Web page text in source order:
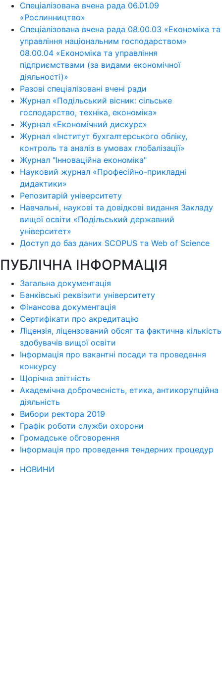
Спеціалізована вчена рада 06.01.09
«Рослинництво»
Спеціалізована вчена рада 08.00.03 «Економіка та
управління національним господарством»
08.00.04 «Економіка та управління
підприємствами (за видами економічної
діяльності)»
Разові спеціалізовані вчені ради
Журнал «Подільський вісник: сільське
господарство, техніка, економіка»
Журнал «Економічний дискурс»
Журнал «Інститут бухгалтерського обліку,
контроль та аналіз в умовах глобалізації»
Журнал "Інноваційна економіка"
Науковий журнал «Професійно-прикладні
дидактики»
Репозитарій університету
Навчальні, наукові та довідкові видання Закладу
вищої освіти «Подільський державний
університет»
Доступ до баз даних SCOPUS та Web of Science
ПУБЛІЧНА ІНФОРМАЦІЯ
Загальна документація
Банківські реквізити університету
Фінансова документація
Сертифікати про акредитацію
Ліцензія, ліцензований обсяг та фактична кількість
здобувачів вищої освіти
Інформація про вакантні посади та проведення
конкурсу
Щорічна звітність
Академічна доброчесність, етика, антикорупційна
діяльність
Вибори ректора 2019
Графік роботи служби охорони
Громадське обговорення
Інформація про проведення тендерних процедур
НОВИНИ